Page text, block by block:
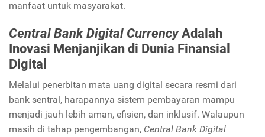
manfaat untuk masyarakat.
Central Bank Digital CurrencyAdalah
Inovasi Menjanjikan di Dunia Finansial
Digital
Melalui penerbitan mata uang digital secara resmi dari
bank sentral, harapannya sistem pembayaran mampu
menjadi jauh lebih aman, efisien, dan inklusif. Walaupun
masih di tahap pengembangan, Central Bank Digital